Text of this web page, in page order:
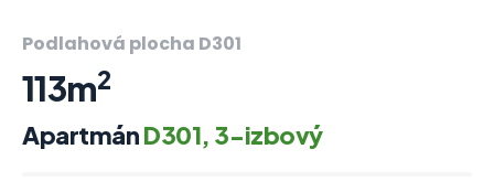
Podlahová plocha D301
113m2
ApartmánD301, 3-izbový